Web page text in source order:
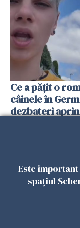
Ce a pățit o
câinele în
dezbateri
Este
spațiul